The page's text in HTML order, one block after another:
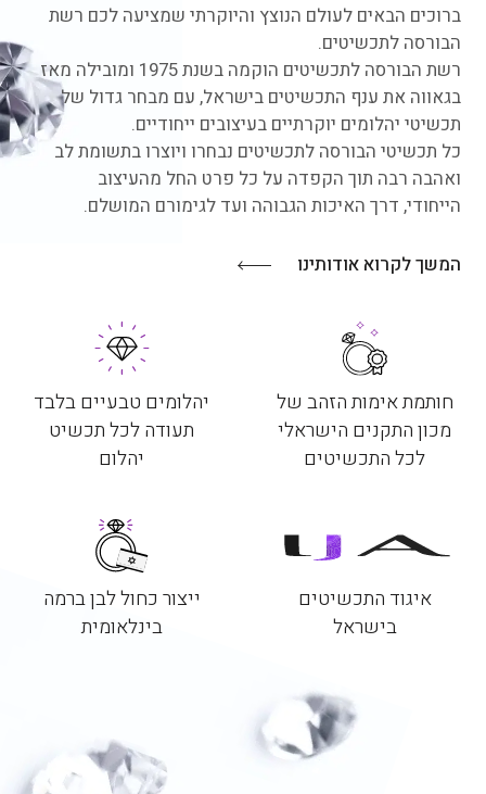
ברוכים הבאים לעולם הנוצץ והיוקרתי שמציעה לכם רשת
הבורסה לתכשיטים.
רשת הבורסה לתכשיטים הוקמה בשנת 1975 ומובילה מאז
בגאווה את ענף התכשיטים בישראל, עם מבחר גדול של
תכשיטי יהלומים יוקרתיים בעיצובים ייחודיים.
כל תכשיטי הבורסה לתכשיטים נבחרו ויוצרו בתשומת לב
ואהבה רבה תוך הקפדה על כל פרט החל מהעיצוב
הייחודי, דרך האיכות הגבוהה ועד לגימורם המושלם.
המשך לקרוא אודותינו
חותמת אימות הזהב של
מכון התקנים הישראלי
לכל התכשיטים
יהלומים טבעיים בלבד
תעודה לכל תכשיט
יהלום
איגוד התכשיטים
בישראל
ייצור כחול לבן ברמה
בינלאומית